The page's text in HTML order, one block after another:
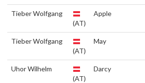
Tieber Wolfgang
(AT)
Apple
Tieber Wolfgang
(AT)
May
Uhor Wilhelm
(AT)
Darcy